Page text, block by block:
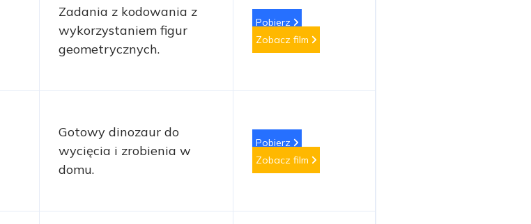
Zadania z kodowania z
wykorzystaniem figur
geometrycznych.
Pobierz
Zobacz film
Gotowy dinozaur do
wycięcia i zrobienia w
domu.
Pobierz
Zobacz film